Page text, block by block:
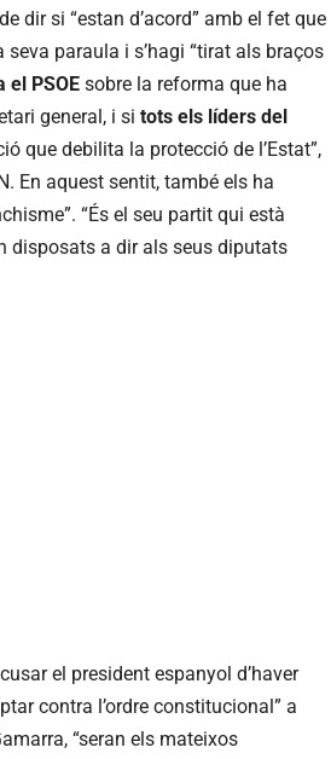
dir si “estan d’acord” amb el fet que
seva paraula i s’hagi “tirat als braços
el PSOE sobre la reforma que ha
general, i si tots els líders del
que debilita la protecció de l’Estat”,
En aquest sentit, també els ha
“És el seu partit qui està
disposats a dir als seus diputats
el president espanyol d’haver
contra l’ordre constitucional” a
“seran els mateixos